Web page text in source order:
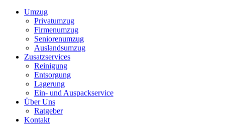
Umzug
Privatumzug
Firmenumzug
Seniorenumzug
Auslandsumzug
Zusatzservices
Reinigung
Entsorgung
Lagerung
Ein- und Auspackservice
Über Uns
Ratgeber
Kontakt